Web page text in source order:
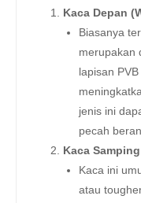
Kaca Depan
Biasanya
merupakan
lapisan
jenis ini
pecah
Kaca
Kaca ini
atau